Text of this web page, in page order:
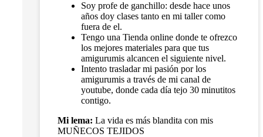
Soy profe de ganchillo: desde hace unos
años doy clases tanto en mi taller como
fuera de el.
Tengo una Tienda online donde te ofrezco
los mejores materiales para que tus
amigurumis alcancen el siguiente nivel.
Intento trasladar mi pasión por los
amigurumis a través de mi canal de
youtube, donde cada día tejo 30 minutitos
contigo.
Mi lema: La vida es más blandita con mis
MUÑECOS TEJIDOS